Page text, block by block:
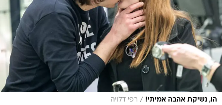
הו, נשיקת אהבה אמיתי! / רפי דלויה